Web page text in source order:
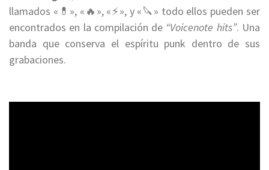
llamados «💊», «🔥», «⚡», y «🔪» todo ellos pueden ser
encontrados en la compilación de “Voicenote hits”. Una
banda que conserva el espíritu punk dentro de sus
grabaciones.